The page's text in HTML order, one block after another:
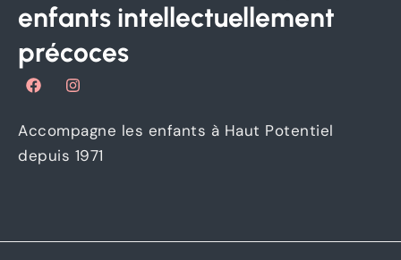
enfants intellectuellement
précoces
F
a
b
o
o
I
n
a
g
r
Accompagne les enfants à Haut Potentiel
depuis 1971